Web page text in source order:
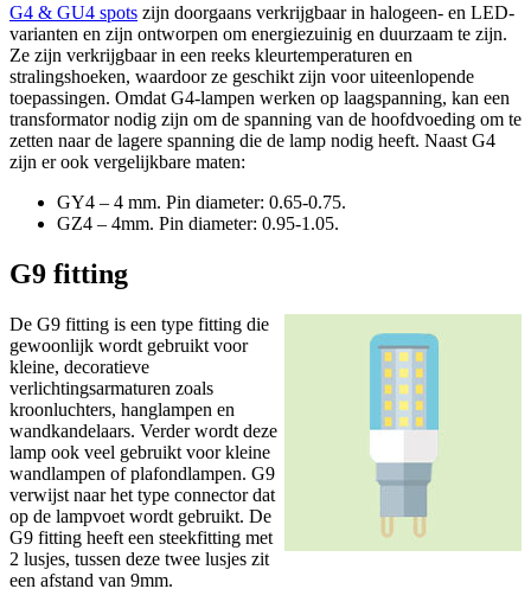
G4 & GU4 spots zijn doorgaans verkrijgbaar in halogeen- en LED-
varianten en zijn ontworpen om energiezuinig en duurzaam te zijn.
Ze zijn verkrijgbaar in een reeks kleurtemperaturen en
stralingshoeken, waardoor ze geschikt zijn voor uiteenlopende
toepassingen. Omdat G4-lampen werken op laagspanning, kan een
transformator nodig zijn om de spanning van de hoofdvoeding om te
zetten naar de lagere spanning die de lamp nodig heeft. Naast G4
zijn er ook vergelijkbare maten:
GY4 – 4 mm. Pin diameter: 0.65-0.75.
GZ4 – 4mm. Pin diameter: 0.95-1.05.
G9 fitting
De G9 fitting is een type fitting die
gewoonlijk wordt gebruikt voor
kleine, decoratieve
verlichtingsarmaturen zoals
kroonluchters, hanglampen en
wandkandelaars. Verder wordt deze
lamp ook veel gebruikt voor kleine
wandlampen of plafondlampen. G9
verwijst naar het type connector dat
op de lampvoet wordt gebruikt. De
G9 fitting heeft een steekfitting met
2 lusjes, tussen deze twee lusjes zit
een afstand van 9mm.